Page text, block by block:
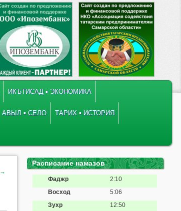
ИКЪТИСАД ▪ ЭКОНОМИКА
АВЫЛ ▪ СЕЛО ТАРИХ ▪ ИСТОРИЯ
→
Расписание намазов
Фаджр
2:10
Восход
5:06
Зухр
12:50